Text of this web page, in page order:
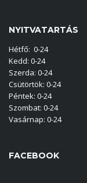
NYITVATARTÁS
Hétfő: 0-24
Kedd: 0-24
Szerda: 0-24
Csütörtök: 0-24
Péntek: 0-24
Szombat: 0-24
Vasárnap: 0-24
FACEBOOK